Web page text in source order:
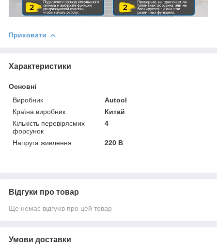
Приховати
Характеристики
Основні
Виробник
Autool
Країна виробник
Китай
Кількість перевіряємих
форсунок
4
Напруга живлення 220 В
Відгуки про товар
Ще немає відгуків про цей товар
Умови доставки